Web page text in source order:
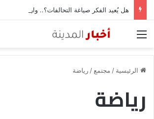
القائمة
الرئيسية / مجتمع / رياضة
رياضة